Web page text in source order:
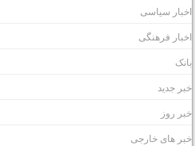
سیاسی
فرهنگی
جدید
روز
های خارجی